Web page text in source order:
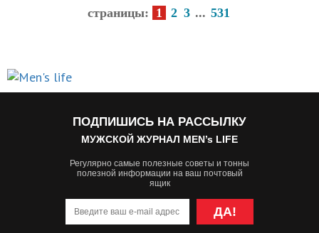
страницы: 1 2 3 ... 531
ПОДПИШИСЬ НА РАССЫЛКУ
МУЖСКОЙ ЖУРНАЛ MEN’s LIFE
Регулярно самые полезные советы и тонны
полезной информации на ваш почтовый
ящик
ДА!